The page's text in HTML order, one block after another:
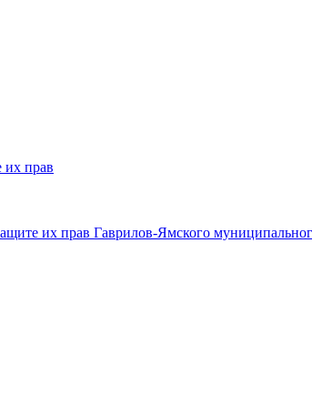
их прав
их прав Гаврилов-Ямского